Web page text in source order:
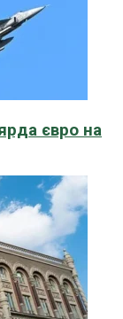
євро на